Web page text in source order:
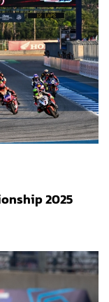
2025